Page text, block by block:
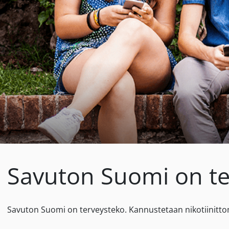
Savuton Suomi on
Savuton Suomi on terveysteko. Kannustetaan